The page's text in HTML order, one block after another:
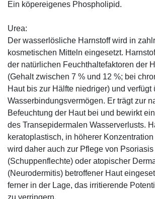
Ein köpereigenes Phospholipid.
Urea:
Der wasserlösliche Harnstoff wird in
kosmetischen Mitteln eingesetzt.
der natürlichen Feuchthaltefaktoren der
(Gehalt zwischen 7 % und 12 %; bei
Haut bis zur Hälfte niedriger) und verfügt
Wasserbindungsvermögen. Er trägt zur
Befeuchtung der Haut bei und bewirkt
des Transepidermalen Wasserverlusts.
keratoplastisch, in höherer
wird daher auch zur Pflege von Psoriasis
(Schuppenflechte) oder atopischer
(Neurodermitis) betroffener Haut
ferner in der Lage, das irritierende
zu verringern.